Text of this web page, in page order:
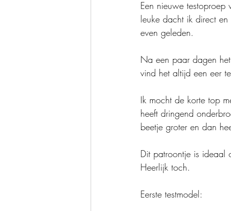
Een nieuwe
leuke dacht ik direct
even geleden.
Na een paar dagen
vind het altijd een eer
Ik mocht de korte top
heeft dringend
beetje groter en dan
Dit patroontje is ideaal
Heerlijk toch.
Eerste testmodel: